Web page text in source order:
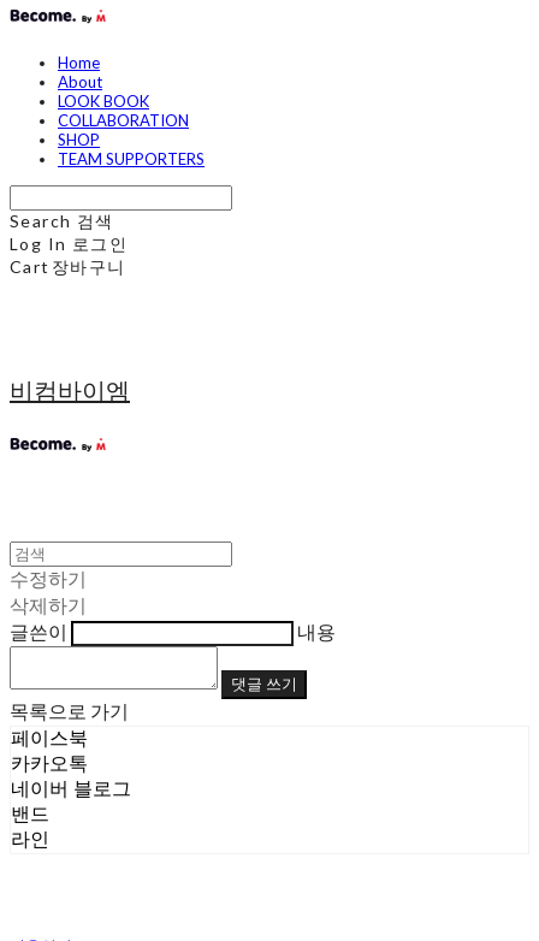
Home
About
LOOK BOOK
COLLABORATION
SHOP
TEAM SUPPORTERS
Search 검색
Log In 로그인
Cart 장바구니
비컴바이엠
수정하기
삭제하기
글쓴이
내용
댓글 쓰기
목록으로 가기
페이스북
카카오톡
네이버 블로그
밴드
라인